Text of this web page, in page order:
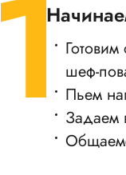
шеф-
Пьем
Задаем